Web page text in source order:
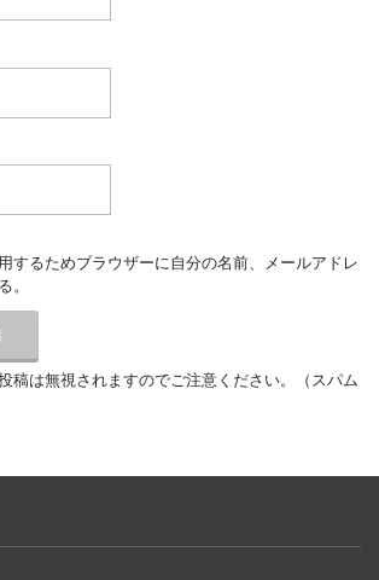
するためブラウザーに自分の名前、メールアドレ
。
稿は無視されますのでご注意ください。（スパム